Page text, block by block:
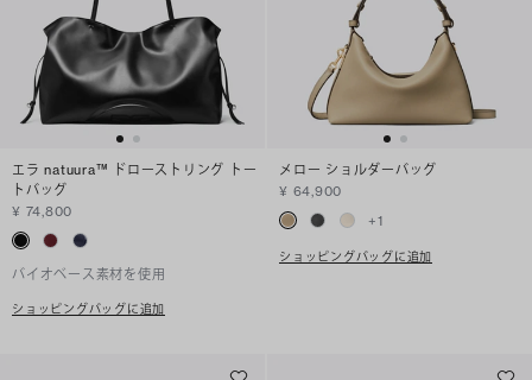
エラ natuura™ ドローストリング トー
トバッグ
¥ 74,800
バイオベース素材を使用
ショッピングバッグに追加
メロー ショルダーバッグ
¥ 64,900
+1
ショッピングバッグに追加